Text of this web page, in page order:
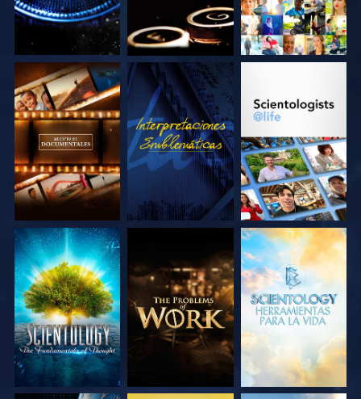
EXPLORA LAS
SERIES
VE
EXPLORA LAS
EXPLORA LAS
SERIES
EXPLORA LAS
SERIES
EXPLORA LAS
SERIES